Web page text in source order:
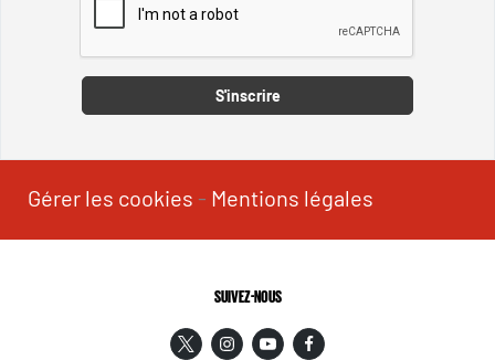
S'inscrire
Gérer les cookies - Mentions légales
SUIVEZ-NOUS